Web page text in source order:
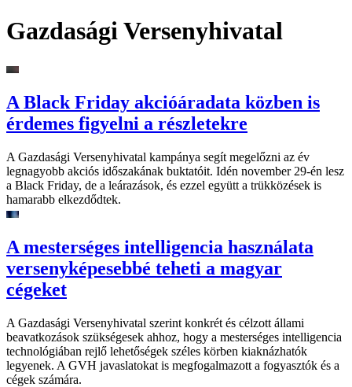
Gazdasági Versenyhivatal
A Black Friday akcióáradata közben is
érdemes figyelni a részletekre
A Gazdasági Versenyhivatal kampánya segít megelőzni az év
legnagyobb akciós időszakának buktatóit. Idén november 29-én lesz
a Black Friday, de a leárazások, és ezzel együtt a trükközések is
hamarabb elkezdődtek.
A mesterséges intelligencia használata
versenyképesebbé teheti a magyar
cégeket
A Gazdasági Versenyhivatal szerint konkrét és célzott állami
beavatkozások szükségesek ahhoz, hogy a mesterséges intelligencia
technológiában rejlő lehetőségek széles körben kiaknázhatók
legyenek. A GVH javaslatokat is megfogalmazott a fogyasztók és a
cégek számára.